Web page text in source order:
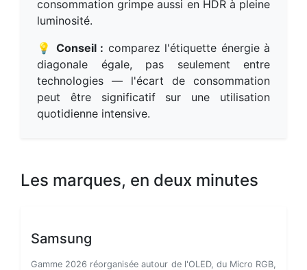
consommation grimpe aussi en HDR à pleine
luminosité.
💡 Conseil : comparez l'étiquette énergie à
diagonale égale, pas seulement entre
technologies — l'écart de consommation
peut être significatif sur une utilisation
quotidienne intensive.
Les marques, en deux minutes
Samsung
Gamme 2026 réorganisée autour de l'OLED, du Micro RGB,